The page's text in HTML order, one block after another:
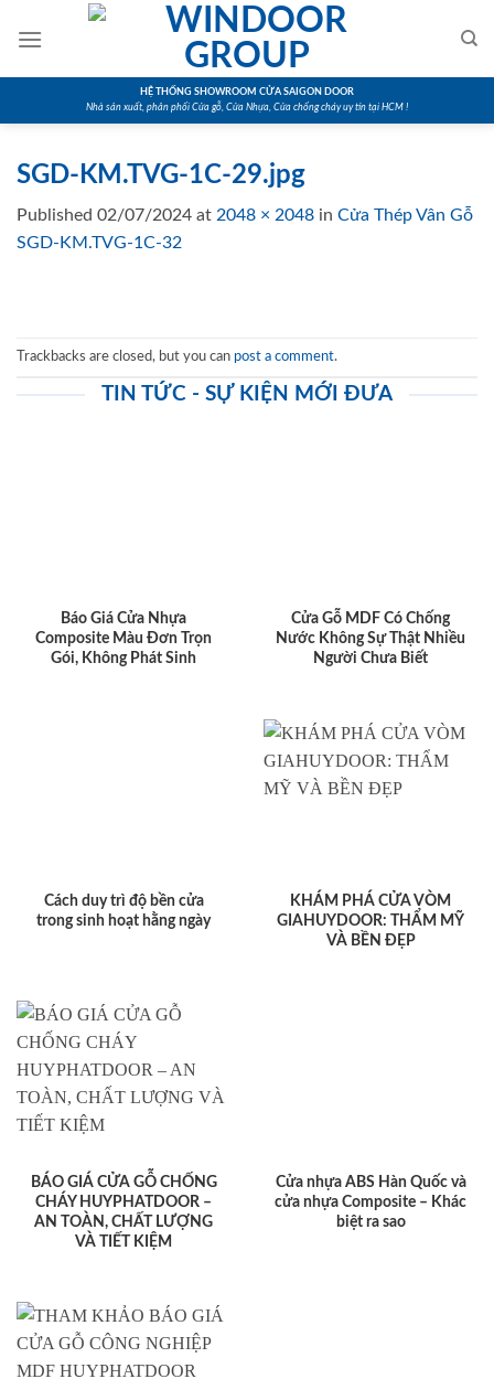
HỆ THỐNG SHOWROOM CỬA SAIGON DOOR
Nhà sản xuất, phân phối Cửa gỗ, Cửa Nhựa, Cửa chống cháy uy tín tại HCM !
SGD-KM.TVG-1C-29.jpg
Published 02/07/2024 at 2048 × 2048 in Cửa Thép Vân Gỗ
SGD-KM.TVG-1C-32
Trackbacks are closed, but you can post a comment.
TIN TỨC - SỰ KIỆN MỚI ĐƯA
Báo Giá Cửa Nhựa
Composite Màu Đơn Trọn
Gói, Không Phát Sinh
Cửa Gỗ MDF Có Chống
Nước Không Sự Thật Nhiều
Người Chưa Biết
Cách duy trì độ bền cửa
trong sinh hoạt hằng ngày
KHÁM PHÁ CỬA VÒM
GIAHUYDOOR: THẨM MỸ
VÀ BỀN ĐẸP
BÁO GIÁ CỬA GỖ CHỐNG
CHÁY HUYPHATDOOR –
AN TOÀN, CHẤT LƯỢNG
VÀ TIẾT KIỆM
Cửa nhựa ABS Hàn Quốc và
cửa nhựa Composite – Khác
biệt ra sao